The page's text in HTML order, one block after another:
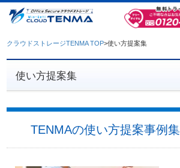
クラウドストレージTENMA TOP>使い方提案集
使い方提案集
TENMAの使い方提案事例集